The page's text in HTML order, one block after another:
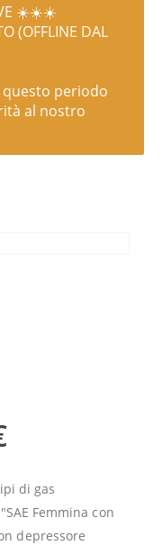
☀️☀️☀️
(OFFLINE DAL
periodo
al nostro
di gas
Femmina con
depressore